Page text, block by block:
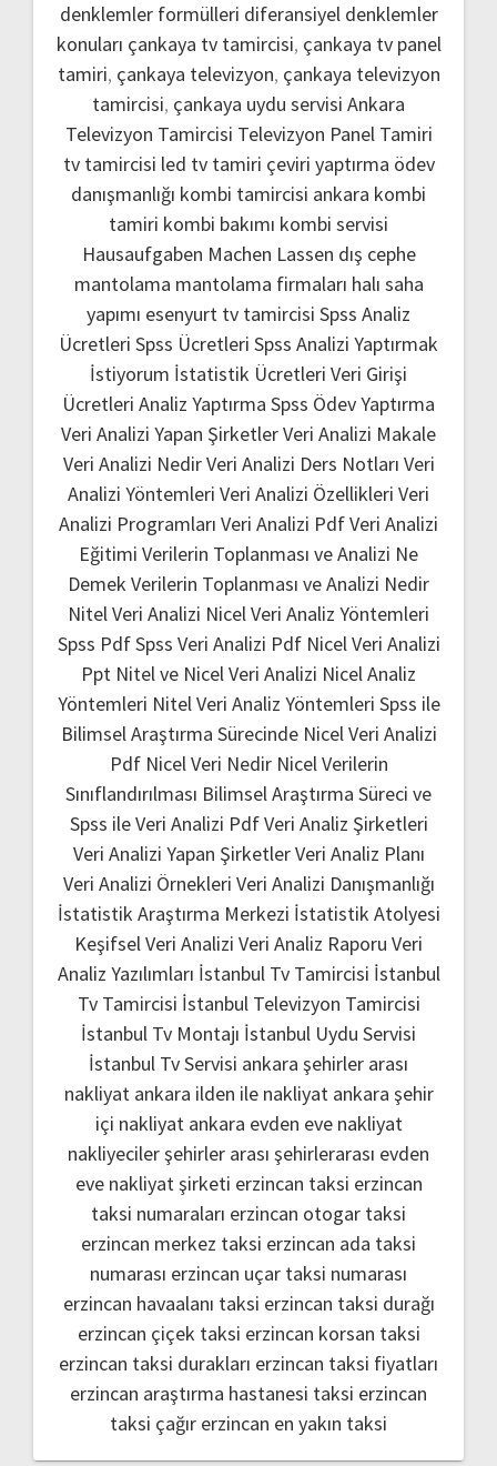
denklemler formülleri diferansiyel denklemler
konuları çankaya tv tamircisi, çankaya tv panel
tamiri, çankaya televizyon, çankaya televizyon
tamircisi, çankaya uydu servisi Ankara
Televizyon Tamircisi Televizyon Panel Tamiri
tv tamircisi led tv tamiri çeviri yaptırma ödev
danışmanlığı kombi tamircisi ankara kombi
tamiri kombi bakımı kombi servisi
Hausaufgaben Machen Lassen dış cephe
mantolama mantolama firmaları halı saha
yapımı esenyurt tv tamircisi Spss Analiz
Ücretleri Spss Ücretleri Spss Analizi Yaptırmak
İstiyorum İstatistik Ücretleri Veri Girişi
Ücretleri Analiz Yaptırma Spss Ödev Yaptırma
Veri Analizi Yapan ŞirketlerVeri Analizi Makale
Veri Analizi NedirVeri Analizi Ders Notları Veri
Analizi Yöntemleri Veri Analizi Özellikleri Veri
Analizi Programları Veri Analizi PdfVeri Analizi
Eğitimi Verilerin Toplanması ve Analizi Ne
Demek Verilerin Toplanması ve Analizi Nedir
Nitel Veri Analizi Nicel Veri Analiz Yöntemleri
Spss PdfSpss Veri Analizi Pdf Nicel Veri Analizi
Ppt Nitel ve Nicel Veri Analizi Nicel Analiz
Yöntemleri Nitel Veri Analiz Yöntemleri Spss ile
Bilimsel Araştırma Sürecinde Nicel Veri Analizi
Pdf Nicel Veri Nedir Nicel Verilerin
Sınıflandırılması Bilimsel Araştırma Süreci ve
Spss ile Veri Analizi PdfVeri Analiz Şirketleri
Veri Analizi Yapan ŞirketlerVeri Analiz Planı
Veri Analizi Örnekleri Veri Analizi Danışmanlığı
İstatistik Araştırma Merkezi İstatistik Atolyesi
Keşifsel Veri Analizi Veri Analiz Raporu Veri
Analiz Yazılımları İstanbul Tv Tamircisi İstanbul
Tv Tamircisi İstanbul Televizyon Tamircisi
İstanbul Tv Montajı İstanbul Uydu Servisi
İstanbul Tv Servisi ankara şehirler arası
nakliyat ankara ilden ile nakliyat ankara şehir
içi nakliyat ankara evden eve nakliyat
nakliyeciler şehirler arası şehirlerarası evden
eve nakliyat şirketi erzincan taksi erzincan
taksi numaraları erzincan otogar taksi
erzincan merkez taksi erzincan ada taksi
numarası erzincan uçar taksi numarası
erzincan havaalanı taksi erzincan taksi durağı
erzincan çiçek taksi erzincan korsan taksi
erzincan taksi durakları erzincan taksi fiyatları
erzincan araştırma hastanesi taksi erzincan
taksi çağır erzincan en yakın taksi